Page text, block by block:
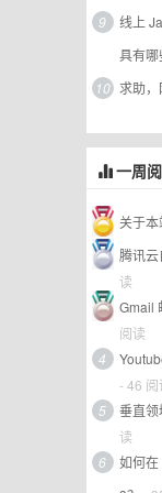
9
线上
具有哪
10 求助
一周
关于本
腾讯
读
Gmail
阅读
4
- 46 阅
5
垂直领
读
6
如何